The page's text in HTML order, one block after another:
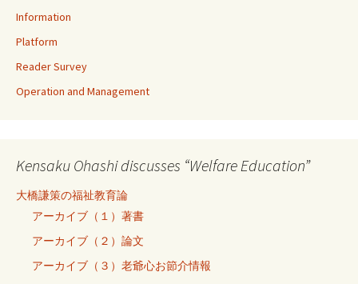
Information
Platform
Reader Survey
Operation and Management
Kensaku Ohashi discusses “Welfare Education”
大橋謙策の福祉教育論
アーカイブ（１）著書
アーカイブ（２）論文
アーカイブ（３）老爺心お節介情報